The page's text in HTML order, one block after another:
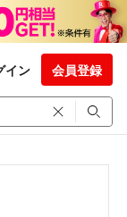
イン 会員登録